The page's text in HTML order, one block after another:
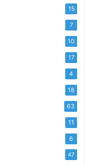
15
7
10
17
4
18
63
11
6
47